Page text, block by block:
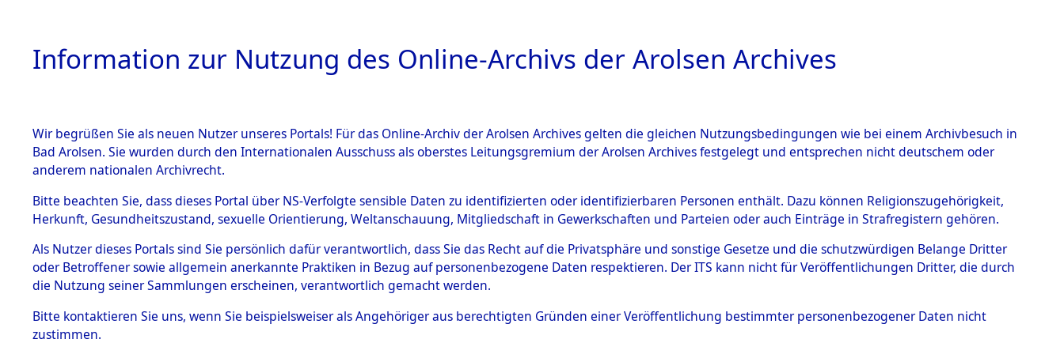
HOME BESTANDSBESCHREIBUNG ARCHIVALE ÜBERSICHT BILD
BESTÄNDE
Inhaftierungsdoku
mente
5. Verschiedenes
Todesmärsche
5.3.1 Alliierte
Ermittlungen zu den Orten Rückers - Sieber→0001 (84600976)
→0037 (84601014)
0037 (84601014)
Information zur Nutzung des Online-Archivs der Arolsen Archives
Wir begrüßen Sie als neuen Nutzer unseres Portals! Für das Online-Archiv der Arolsen Archives gelten die gleichen Nutzungsbedingungen wie bei einem Archivbesuch in
Bad Arolsen. Sie wurden durch den Internationalen Ausschuss als oberstes Leitungsgremium der Arolsen Archives festgelegt und entsprechen nicht deutschem oder
anderem nationalen Archivrecht.
Bitte beachten Sie, dass dieses Portal über NS-Verfolgte sensible Daten zu identifizierten oder identifizierbaren Personen enthält. Dazu können Religionszugehörigkeit,
Herkunft, Gesundheitszustand, sexuelle Orientierung, Weltanschauung, Mitgliedschaft in Gewerkschaften und Parteien oder auch Einträge in Strafregistern gehören.
Als Nutzer dieses Portals sind Sie persönlich dafür verantwortlich, dass Sie das Recht auf die Privatsphäre und sonstige Gesetze und die schutzwürdigen Belange Dritter
oder Betroffener sowie allgemein anerkannte Praktiken in Bezug auf personenbezogene Daten respektieren. Der ITS kann nicht für Veröffentlichungen Dritter, die durch
die Nutzung seiner Sammlungen erscheinen, verantwortlich gemacht werden.
Bitte kontaktieren Sie uns, wenn Sie beispielsweiser als Angehöriger aus berechtigten Gründen einer Veröffentlichung bestimmter personenbezogener Daten nicht
zustimmen.